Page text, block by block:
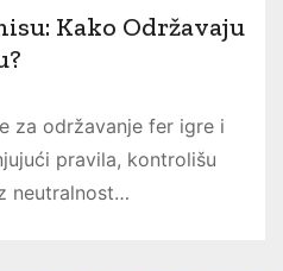
Kako Održavaju
za održavanje fer igre i
pravila, kontrolišu
neutralnost…